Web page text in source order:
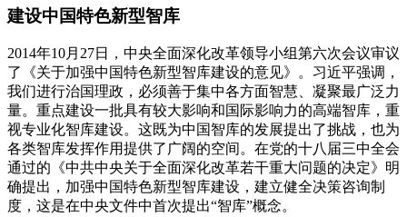
建设中国特色新型智库
2014年10月27日，中央全面深化改革领导小组第六次会议审议
了《关于加强中国特色新型智库建设的意见》。习近平强调，
我们进行治国理政，必须善于集中各方面智慧、凝聚最广泛力
量。重点建设一批具有较大影响和国际影响力的高端智库，重
视专业化智库建设。这既为中国智库的发展提出了挑战，也为
各类智库发挥作用提供了广阔的空间。在党的十八届三中全会
通过的《中共中央关于全面深化改革若干重大问题的决定》明
确提出，加强中国特色新型智库建设，建立健全决策咨询制
度，这是在中央文件中首次提出“智库”概念。